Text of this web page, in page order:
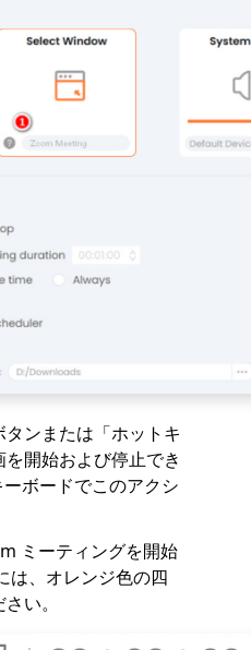
ンまたは「ホットキ
開始および停止でき
ーボードでこのアクシ
ミーティングを開始
は、オレンジ色の四
い。